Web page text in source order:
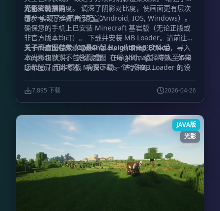
源色彩的准确度。 调深了阴影对比度，使画面更有层次
感。 实现了全平台支持（Android, IOS, Windows）。
光影安装指南
请参考以下步骤进行配置：
确保您的手机上已安装 Minecraft 基岩版（无论正版或
非官方版本均可）。 下载并安装 MB Loader。请前往官
方 GitHub 仓库获取最新版本。 获取光影文件后，导入
.mcpack 文件。 关键步骤：在导入时，选择导入至 MB
Loader，而非原版 Minecraft。 进入 MB Loader 的设
(Autofix)”开关。 完成设置后，通过 MB Loader 启动游
戏即可体验光影效果。
关于高度图特效 (Optional Heightmap Effect)
本光影包默认不包含高度图（Heightmap）特效。如果
您希望开启此特效，需要下载一个特殊的
图功能。获取方式请前往作者的 Discord 频道。
7,895 下载 2026-04-26
JAVA版
光影